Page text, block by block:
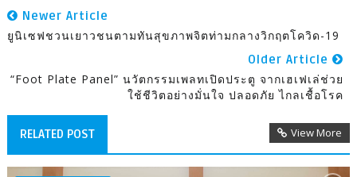
Newer Article
ยูนิเซฟชวนเยาวชนตามทันสุขภาพจิตท่ามกลางวิกฤตโควิด-19
Older Article
“Foot Plate Panel” นวัตกรรมเพลทเปิดประตู จากเฮเฟเล่ช่วย
ใช้ชีวิตอย่างมั่นใจ ปลอดภัย ไกลเชื้อโรค
RELATED POST View More